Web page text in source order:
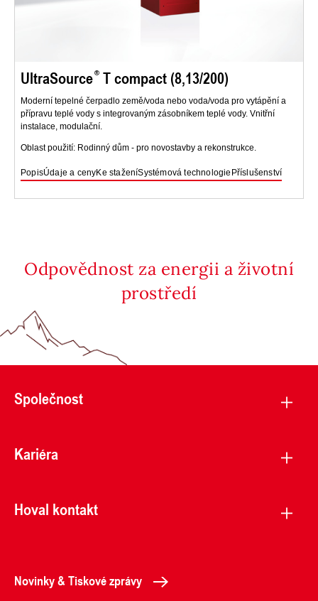
UltraSource T compact (8,13/200)
Moderní tepelné čerpadlo země/voda nebo voda/voda pro vytápění a
přípravu teplé vody s integrovaným zásobníkem teplé vody. Vnitřní
instalace, modulační.
Oblast použití: Rodinný dům - pro novostavby a rekonstrukce.
PopisÚdaje a cenyKe staženíSystémová technologie Příslušenství
Odpovědnost za energii a životní
prostředí
Společnost
Kariéra
Hoval kontakt
Novinky & Tiskové zprávy